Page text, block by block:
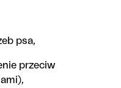
psa,
przeciw